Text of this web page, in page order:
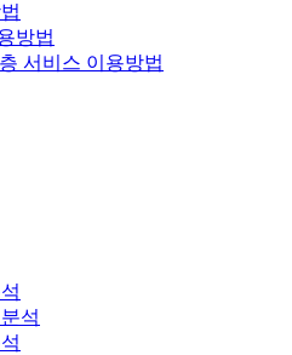
방법
서비스 이용방법
석